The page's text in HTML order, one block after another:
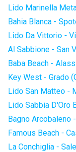
Lido Marinella
Bahia Blanca -
Lido Da Vittorio -
Al Sabbione - San
Baba Beach -
Key West - Grado
Lido San Matteo -
Lido Sabbia D'Oro
Bagno Arcobaleno
Famous Beach -
La Conchiglia -